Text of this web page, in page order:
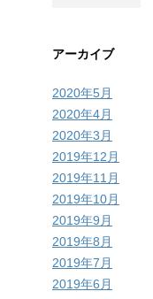
アーカイブ
2020年5月
2020年4月
2020年3月
2019年12月
2019年11月
2019年10月
2019年9月
2019年8月
2019年7月
2019年6月